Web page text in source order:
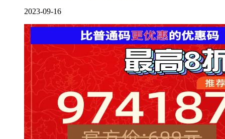
2023-09-16